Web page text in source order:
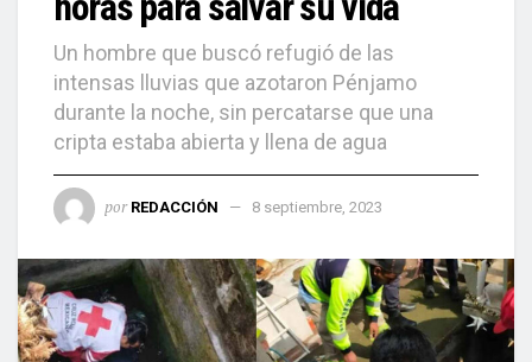
Un hombre que buscó refugió de las
intensas lluvias que azotaron Pénjamo
durante la noche, sin percatarse que una
cripta estaba abierta y llena de agua
por REDACCIÓN 8 septiembre, 2023